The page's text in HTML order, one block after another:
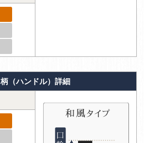
柄（ハンドル）詳細